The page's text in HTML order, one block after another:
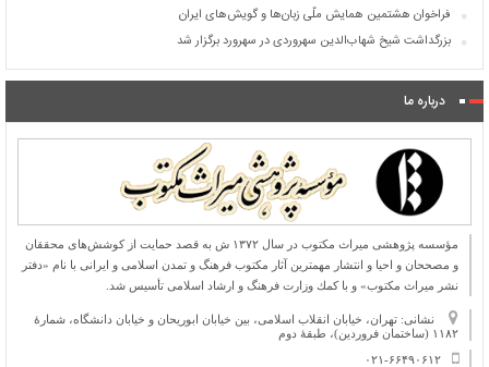
فراخوان هشتمین همایش ملّی زبان‌ها و گویش‌های ایران
بزرگداشت شیخ شهاب‌الدین سهروردی در سهرورد برگزار شد
درباره ما
مؤسسه پژوهشی میراث مكتوب در سال ۱۳۷۲ ش به قصد حمایت از كوشش‌های محققان
و مصححان و احیا و انتشار مهمترین آثار مكتوب فرهنگ و تمدن اسلامی و ایرانی با نام «دفتر
نشر میراث مكتوب» و با كمك وزارت فرهنگ و ارشاد اسلامی تأسیس شد.
نشانی: تهران، خیابان انقلاب اسلامی، بین خیابان ابوریحان و خیابان دانشگاه، شمارۀ
۱۱۸۲ (ساختمان فروردین)، طبقۀ دوم
۰۲۱-۶۶۴۹۰۶۱۲